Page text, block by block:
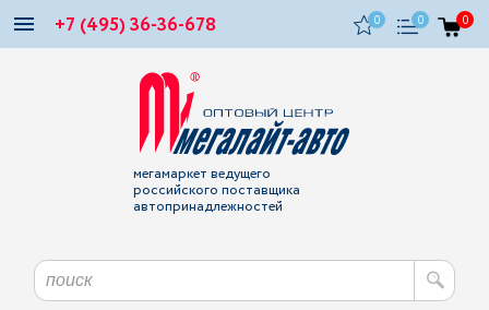
+7 (495) 36-36-678 0 0 0
мегамаркет ведущего
российского поставщика
автопринадлежностей